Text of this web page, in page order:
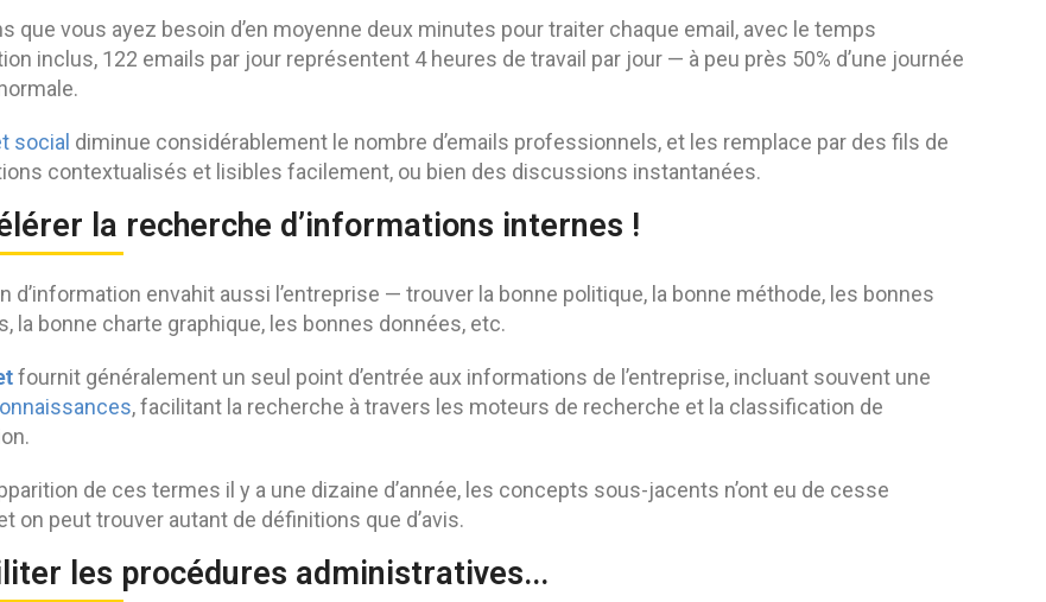
que vous ayez besoin d’en moyenne deux minutes pour traiter chaque email, avec le temps
inclus, 122 emails par jour représentent 4 heures de travail par jour — à peu près 50% d’une journée
social diminue considérablement le nombre d’emails professionnels, et les remplace par des fils de
contextualisés et lisibles facilement, ou bien des discussions instantanées.
la recherche d’informations internes !
d’information envahit aussi l’entreprise — trouver la bonne politique, la bonne méthode, les bonnes
la bonne charte graphique, les bonnes données, etc.
fournit généralement un seul point d’entrée aux informations de l’entreprise, incluant souvent une
, facilitant la recherche à travers les moteurs de recherche et la classification de
de ces termes il y a une dizaine d’année, les concepts sous-jacents n’ont eu de cesse
on peut trouver autant de définitions que d’avis.
les procédures administratives...